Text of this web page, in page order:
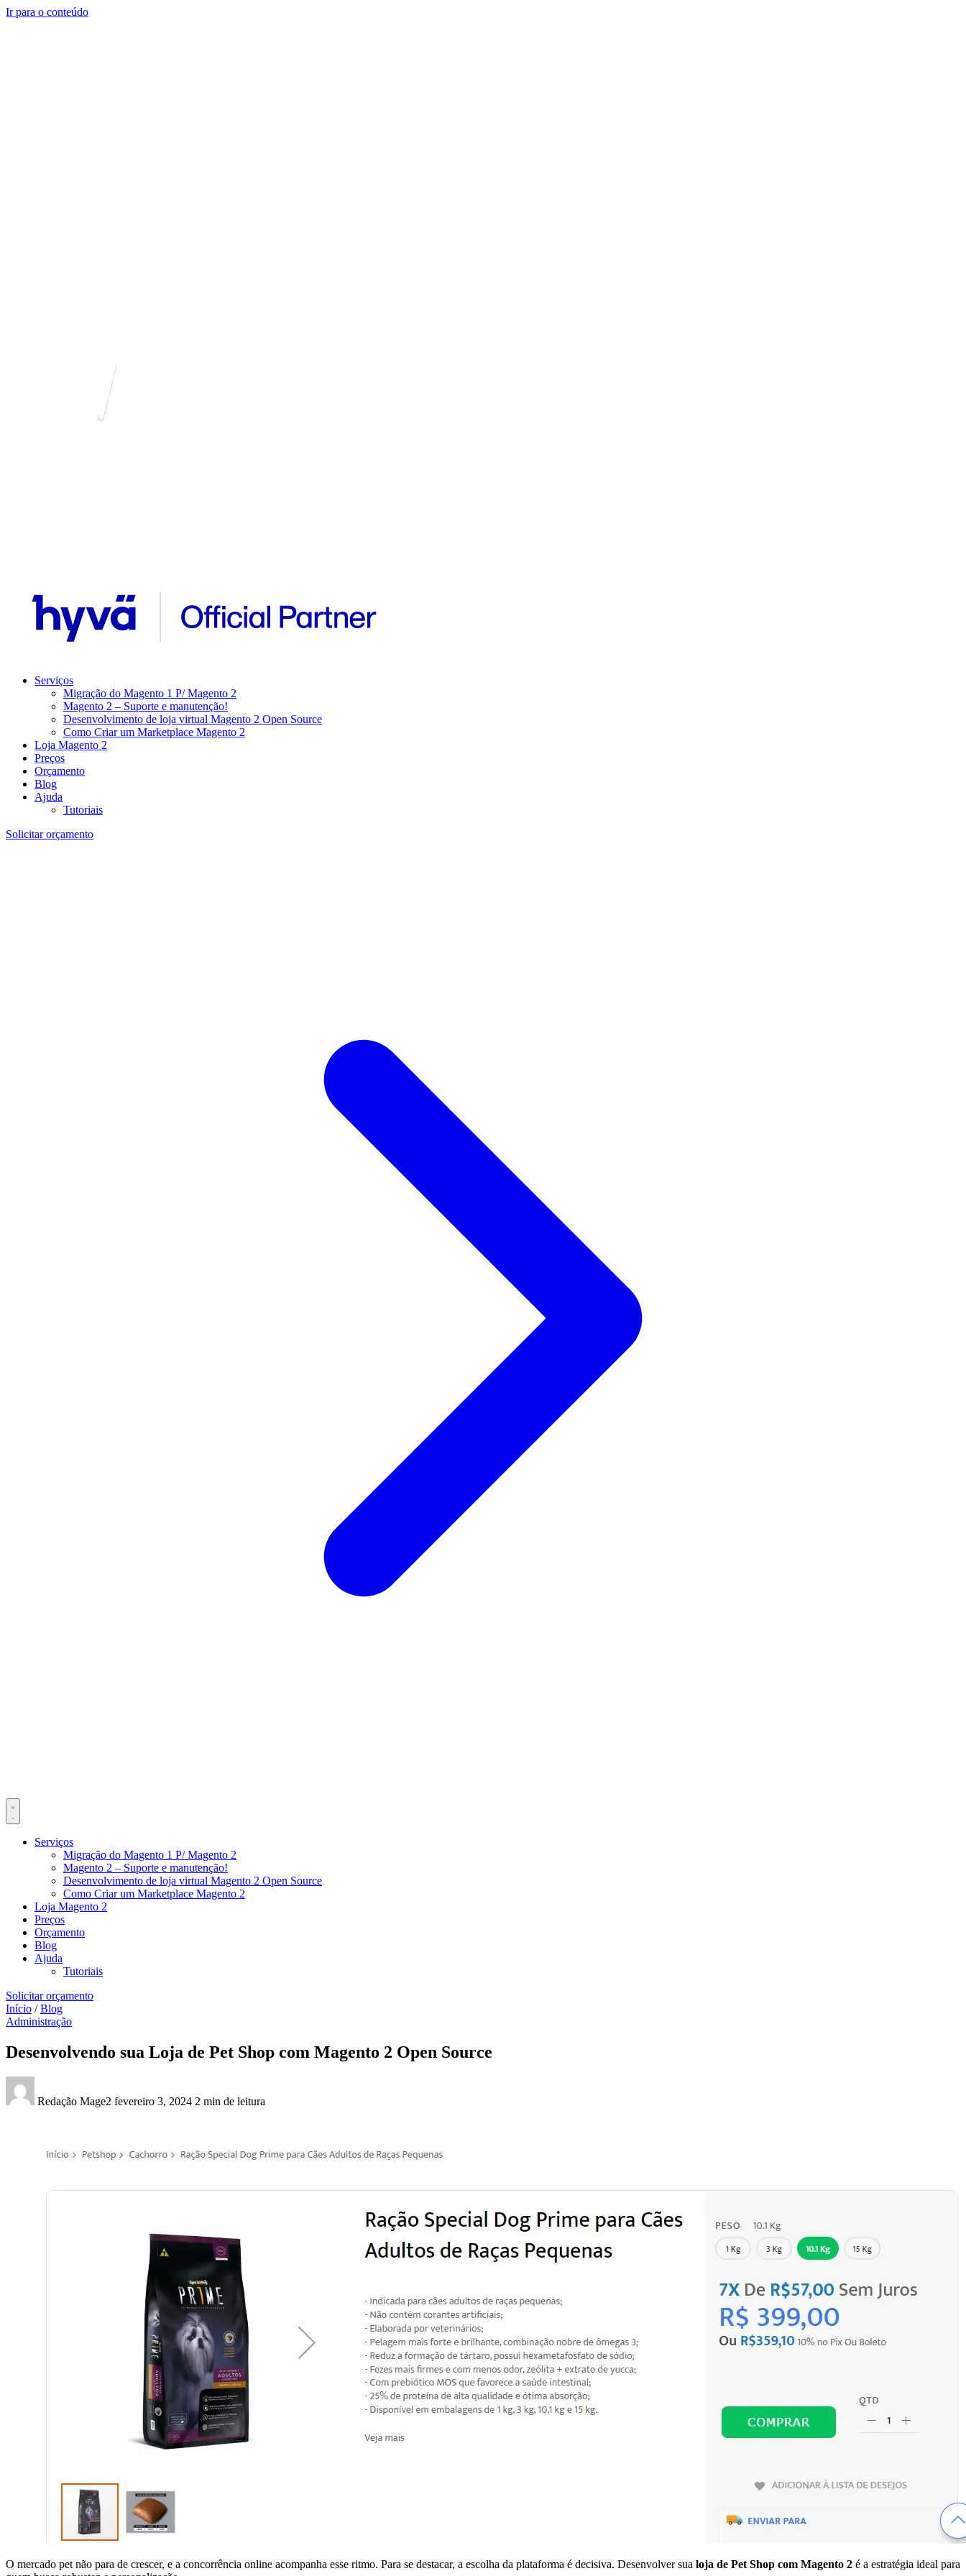
Ir para o conteúdo
Serviços
Migração do Magento 1 P/ Magento 2
Magento 2 – Suporte e manutenção!
Desenvolvimento de loja virtual Magento 2 Open Source
Como Criar um Marketplace Magento 2
Loja Magento 2
Preços
Orçamento
Blog
Ajuda
Tutoriais
Solicitar orçamento
Serviços
Migração do Magento 1 P/ Magento 2
Magento 2 – Suporte e manutenção!
Desenvolvimento de loja virtual Magento 2 Open Source
Como Criar um Marketplace Magento 2
Loja Magento 2
Preços
Orçamento
Blog
Ajuda
Tutoriais
Solicitar orçamento
Início / Blog
Administração
Desenvolvendo sua Loja de Pet Shop com Magento 2 Open Source
Redação Mage2 fevereiro 3, 2024 2 min de leitura
O mercado pet não para de crescer, e a concorrência online acompanha esse ritmo. Para se destacar, a escolha da plataforma é decisiva. Desenvolver sua loja de Pet Shop com Magento 2 é a estratégia ideal para